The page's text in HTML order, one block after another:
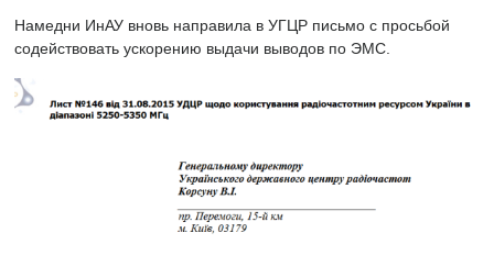
Намедни ИнАУ вновь направила в УГЦР письмо с просьбой
содействовать ускорению выдачи выводов по ЭМС.